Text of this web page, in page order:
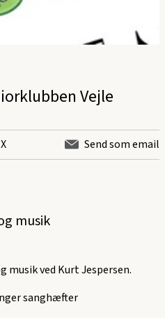
Vejle
X Send som email
musik
musik ved Kurt Jespersen.
sanghæfter